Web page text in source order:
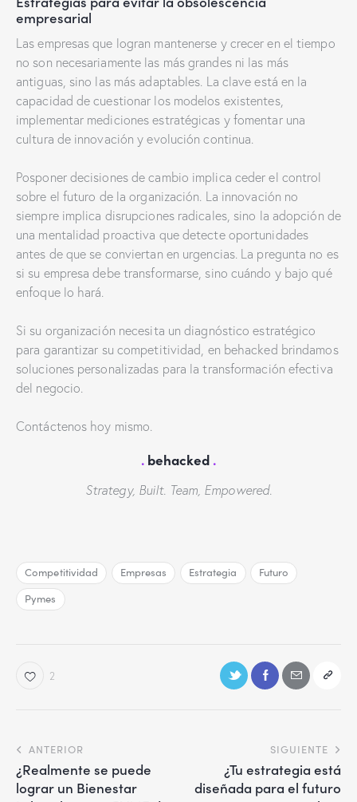
empresarial
Las empresas que logran mantenerse y crecer en el tiempo
no son necesariamente las más grandes ni las más
antiguas, sino las más adaptables. La clave está en la
capacidad de cuestionar los modelos existentes,
implementar mediciones estratégicas y fomentar una
cultura de innovación y evolución continua.
Posponer decisiones de cambio implica ceder el control
sobre el futuro de la organización. La innovación no
siempre implica disrupciones radicales, sino la adopción de
una mentalidad proactiva que detecte oportunidades
antes de que se conviertan en urgencias. La pregunta no es
si su empresa debe transformarse, sino cuándo y bajo qué
enfoque lo hará.
Si su organización necesita un diagnóstico estratégico
para garantizar su competitividad, en behacked brindamos
soluciones personalizadas para la transformación efectiva
del negocio.
Contáctenos hoy mismo.
. behacked .
Strategy, Built. Team, Empowered.
Competitividad Empresas Estrategia
Futuro
Pymes
2
ANTERIOR
¿Realmente se puede
lograr un Bienestar
SIGUIENTE
¿Tu estrategia está
diseñada para el futuro